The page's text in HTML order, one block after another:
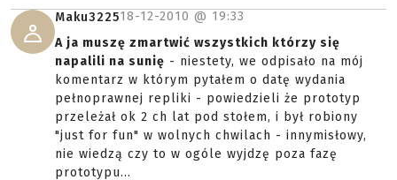
Maku322518-12-2010 @ 19:33
A ja muszę zmartwić wszystkich którzy się
napalili na sunię - niestety, we odpisało na mój
komentarz w którym pytałem o datę wydania
pełnoprawnej repliki - powiedzieli że prototyp
przeleżał ok 2 ch lat pod stołem, i był robiony
"just for fun" w wolnych chwilach - innymisłowy,
nie wiedzą czy to w ogóle wyjdzę poza fazę
prototypu...